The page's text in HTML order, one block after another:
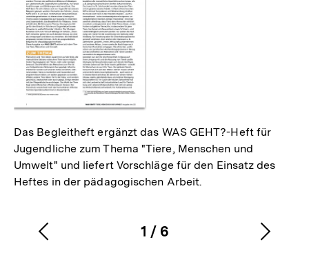
Das Begleitheft ergänzt das WAS GEHT?-Heft für
Jugendliche zum Thema "Tiere, Menschen und
Umwelt" und liefert Vorschläge für den Einsatz des
Heftes in der pädagogischen Arbeit.
Karussellinhalt
1
von
/ 6
Vorherigen